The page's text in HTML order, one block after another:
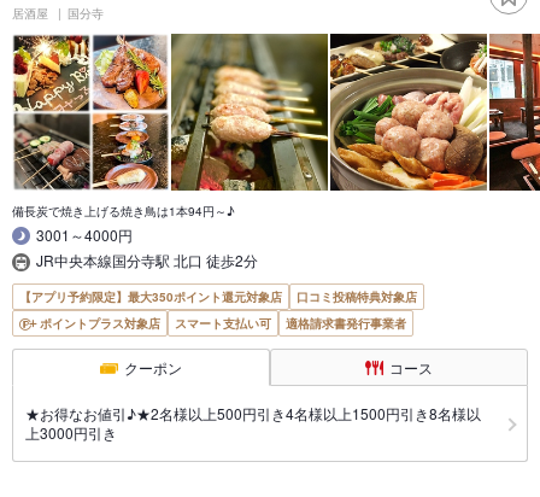
居酒屋 国分寺
備長炭で焼き上げる焼き鳥は1本94円～♪
3001～4000円
JR中央本線国分寺駅 北口 徒歩2分
【アプリ予約限定】最大350ポイント還元対象店
口コミ投稿特典対象店
ポイントプラス対象店
スマート支払い可 適格請求書発行事業者
クーポン コース
★お得なお値引♪★2名様以上500円引き4名様以上1500円引き8名様以
上3000円引き